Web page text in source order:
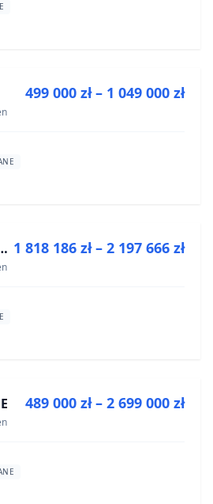
499 000 zł – 1 049 000 zł
użytkowe 1 818 186 zł – 2 197 666 zł
489 000 zł – 2 699 000 zł